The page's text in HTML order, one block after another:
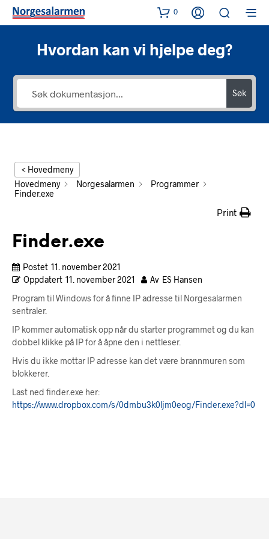
0
Hvordan kan vi hjelpe deg?
Søk
< Hovedmeny
Hovedmeny
Norgesalarmen
Programmer
Finder.exe
Print
Finder.exe
Postet 11. november 2021
Oppdatert 11. november 2021 Av ES Hansen
Program til Windows for å finne IP adresse til Norgesalarmen
sentraler.
IP kommer automatisk opp når du starter programmet og du kan
dobbel klikke på IP for å åpne den i nettleser.
Hvis du ikke mottar IP adresse kan det være brannmuren som
blokkerer.
Last ned finder.exe her:
https://www.dropbox.com/s/0dmbu3k0ljm0eog/Finder.exe?dl=0